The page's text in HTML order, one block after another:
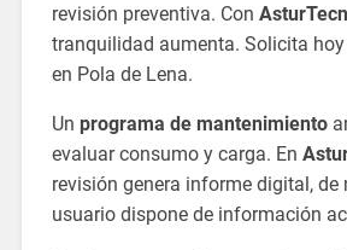
revisión preventiva. Con
tranquilidad aumenta. Solicita
en Pola de Lena.
Un programa de mantenimiento
evaluar consumo y carga. En
revisión genera informe digital, de
usuario dispone de información